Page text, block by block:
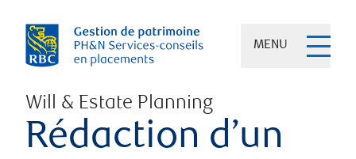
MENU
Will & Estate Planning
Rédaction d’un